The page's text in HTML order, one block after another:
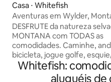
Casa ⋅ Whitefish
Aventuras em Wylder,
DESFRUTE da natureza
MONTANA com TODAS as
comodidades. Caminhe, ande de
bicicleta, jogue golfe,
snowboard, relaxe, faça
mergulhe em sua PRÓPRIA
Whitefish:
aluguéis de